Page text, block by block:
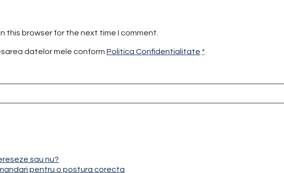
this browser for the next time I comment.
datelor mele conform Politica Confidentialitate *
sau nu?
pentru o postura corecta